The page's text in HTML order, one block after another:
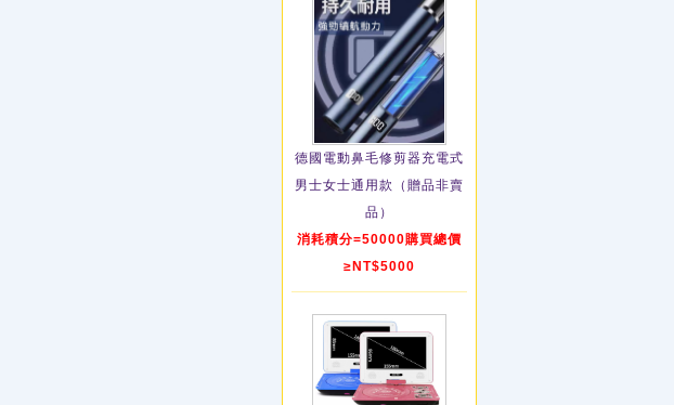
德國電動鼻毛修剪器充電式
男士女士通用款（贈品非賣
品）
消耗積分=50000購買總價
≥NT$5000